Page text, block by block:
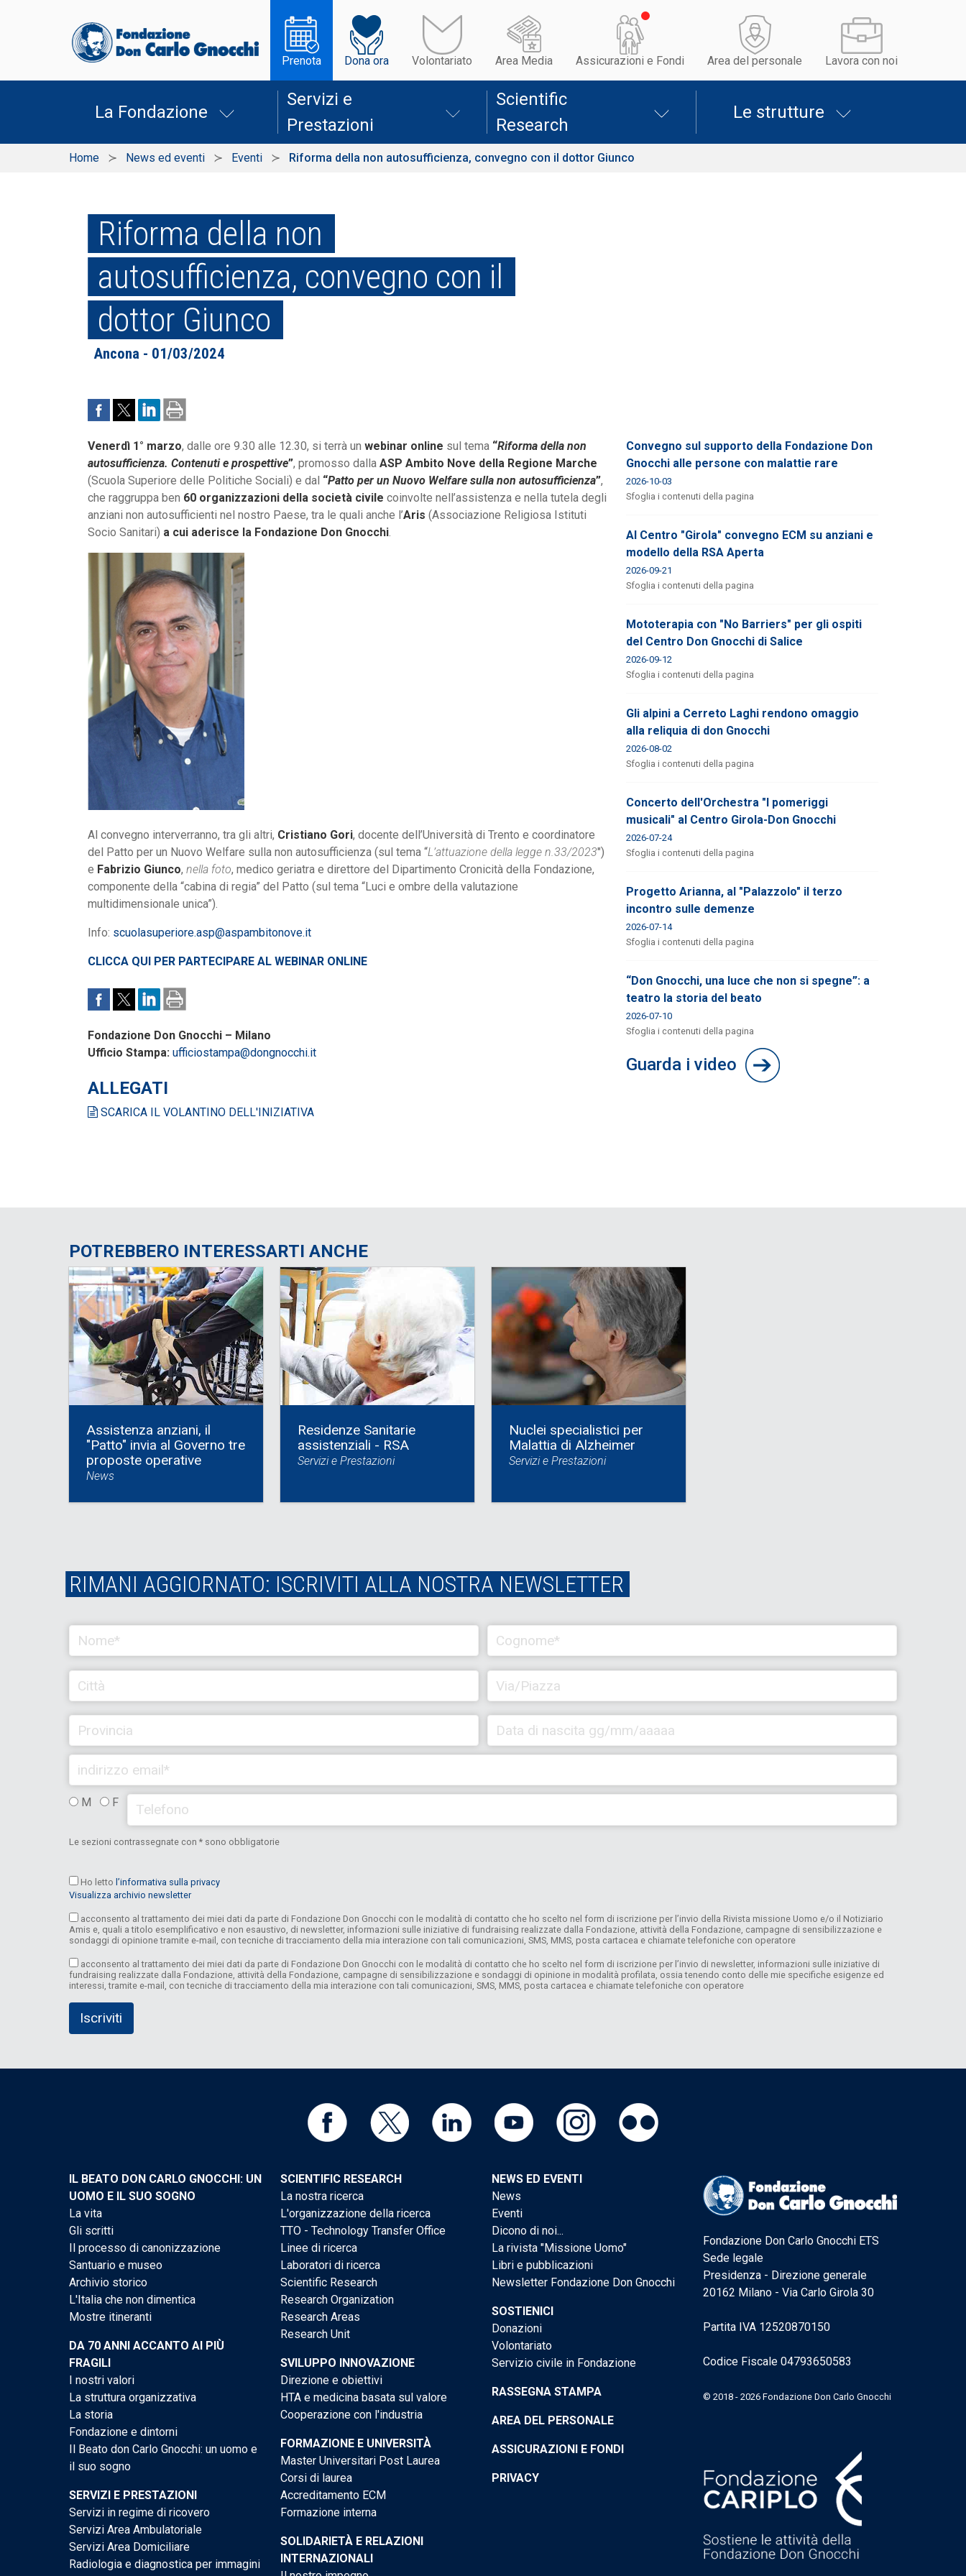
Prenota Dona ora Volontariato Area Media Assicurazioni e Fondi Area del personale Lavora con noi
La Fondazione
Servizi e
Prestazioni
Scientific
Research
Le strutture
Home News ed eventi Eventi Riforma della non autosufficienza, convegno con il dottor Giunco
Riforma della non
autosufficienza, convegno con il
dottor Giunco
Ancona - 01/03/2024
Venerdì 1° marzo, dalle ore 9.30 alle 12.30, si terrà un webinar online sul tema “Riforma della non
autosufficienza. Contenuti e prospettive”, promosso dalla ASP Ambito Nove della Regione Marche
(Scuola Superiore delle Politiche Sociali) e dal “Patto per un Nuovo Welfare sulla non autosufficienza”,
che raggruppa ben 60 organizzazioni della società civile coinvolte nell’assistenza e nella tutela degli
anziani non autosufficienti nel nostro Paese, tra le quali anche l’Aris (Associazione Religiosa Istituti
Socio Sanitari) a cui aderisce la Fondazione Don Gnocchi.
Al convegno interverranno, tra gli altri, Cristiano Gori, docente dell’Università di Trento e coordinatore
del Patto per un Nuovo Welfare sulla non autosufficienza (sul tema “L’attuazione della legge n.33/2023")
e Fabrizio Giunco, nella foto, medico geriatra e direttore del Dipartimento Cronicità della Fondazione,
componente della “cabina di regia” del Patto (sul tema “Luci e ombre della valutazione
multidimensionale unica”).
Info: scuolasuperiore.asp@aspambitonove.it
CLICCA QUI PER PARTECIPARE AL WEBINAR ONLINE
Fondazione Don Gnocchi – Milano
Ufficio Stampa: ufficiostampa@dongnocchi.it
ALLEGATI
SCARICA IL VOLANTINO DELL'INIZIATIVA
Convegno sul supporto della Fondazione Don
Gnocchi alle persone con malattie rare
2026-10-03
Sfoglia i contenuti della pagina
Al Centro "Girola" convegno ECM su anziani e
modello della RSA Aperta
2026-09-21
Sfoglia i contenuti della pagina
Mototerapia con "No Barriers" per gli ospiti
del Centro Don Gnocchi di Salice
2026-09-12
Sfoglia i contenuti della pagina
Gli alpini a Cerreto Laghi rendono omaggio
alla reliquia di don Gnocchi
2026-08-02
Sfoglia i contenuti della pagina
Concerto dell'Orchestra "I pomeriggi
musicali" al Centro Girola-Don Gnocchi
2026-07-24
Sfoglia i contenuti della pagina
Progetto Arianna, al "Palazzolo" il terzo
incontro sulle demenze
2026-07-14
Sfoglia i contenuti della pagina
“Don Gnocchi, una luce che non si spegne”: a
teatro la storia del beato
2026-07-10
Sfoglia i contenuti della pagina
Guarda i video
POTREBBERO INTERESSARTI ANCHE
Assistenza anziani, il
"Patto" invia al Governo tre
proposte operative
News
Residenze Sanitarie
assistenziali - RSA
Servizi e Prestazioni
Nuclei specialistici per
Malattia di Alzheimer
Servizi e Prestazioni
RIMANI AGGIORNATO: ISCRIVITI ALLA NOSTRA NEWSLETTER
M F
Le sezioni contrassegnate con * sono obbligatorie
Ho letto l’informativa sulla privacy
Visualizza archivio newsletter
acconsento al trattamento dei miei dati da parte di Fondazione Don Gnocchi con le modalità di contatto che ho scelto nel form di iscrizione per l’invio della Rivista missione Uomo e/o il Notiziario
Amis e, quali a titolo esemplificativo e non esaustivo, di newsletter, informazioni sulle iniziative di fundraising realizzate dalla Fondazione, attività della Fondazione, campagne di sensibilizzazione e
sondaggi di opinione tramite e-mail, con tecniche di tracciamento della mia interazione con tali comunicazioni, SMS, MMS, posta cartacea e chiamate telefoniche con operatore
acconsento al trattamento dei miei dati da parte di Fondazione Don Gnocchi con le modalità di contatto che ho scelto nel form di iscrizione per l’invio di newsletter, informazioni sulle iniziative di
fundraising realizzate dalla Fondazione, attività della Fondazione, campagne di sensibilizzazione e sondaggi di opinione in modalità profilata, ossia tenendo conto delle mie specifiche esigenze ed
interessi, tramite e-mail, con tecniche di tracciamento della mia interazione con tali comunicazioni, SMS, MMS, posta cartacea e chiamate telefoniche con operatore
IL BEATO DON CARLO GNOCCHI: UN
UOMO E IL SUO SOGNO
La vita
Gli scritti
Il processo di canonizzazione
Santuario e museo
Archivio storico
L'Italia che non dimentica
Mostre itineranti
DA 70 ANNI ACCANTO AI PIÙ
FRAGILI
I nostri valori
La struttura organizzativa
La storia
Fondazione e dintorni
Il Beato don Carlo Gnocchi: un uomo e
il suo sogno
SERVIZI E PRESTAZIONI
Servizi in regime di ricovero
Servizi Area Ambulatoriale
Servizi Area Domiciliare
Radiologia e diagnostica per immagini
SCIENTIFIC RESEARCH
La nostra ricerca
L'organizzazione della ricerca
TTO - Technology Transfer Office
Linee di ricerca
Laboratori di ricerca
Scientific Research
Research Organization
Research Areas
Research Unit
SVILUPPO INNOVAZIONE
Direzione e obiettivi
HTA e medicina basata sul valore
Cooperazione con l'industria
FORMAZIONE E UNIVERSITÀ
Master Universitari Post Laurea
Corsi di laurea
Accreditamento ECM
Formazione interna
SOLIDARIETÀ E RELAZIONI
INTERNAZIONALI
NEWS ED EVENTI
News
Eventi
Dicono di noi...
La rivista "Missione Uomo"
Libri e pubblicazioni
Newsletter Fondazione Don Gnocchi
SOSTIENICI
Donazioni
Volontariato
Servizio civile in Fondazione
RASSEGNA STAMPA
AREA DEL PERSONALE
ASSICURAZIONI E FONDI
PRIVACY
Fondazione Don Carlo Gnocchi ETS
Sede legale
Presidenza - Direzione generale
20162 Milano - Via Carlo Girola 30
Partita IVA 12520870150
Codice Fiscale 04793650583
© 2018 - 2026 Fondazione Don Carlo Gnocchi